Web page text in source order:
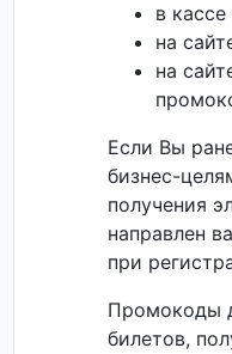
в
на
на
Если Вы
бизнес-
получения
направлен
при
Промокоды
билетов,